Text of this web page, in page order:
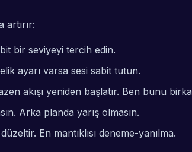
artırır:
bir seviyeyi tercih edin.
ayarı varsa sesi sabit tutun.
akışı yeniden başlatır. Ben bunu
Arka planda yarış olmasın.
En mantıklısı deneme-yanılma.